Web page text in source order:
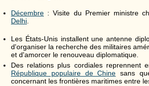
Décembre : Visite du Premier ministre
Delhi.
Les États-Unis installent une antenne
d'organiser la recherche des militaires
et d'amorcer le renouveau diplomatique.
Des relations plus cordiales reprennent
République populaire de Chine sans
concernant les frontières maritimes entre